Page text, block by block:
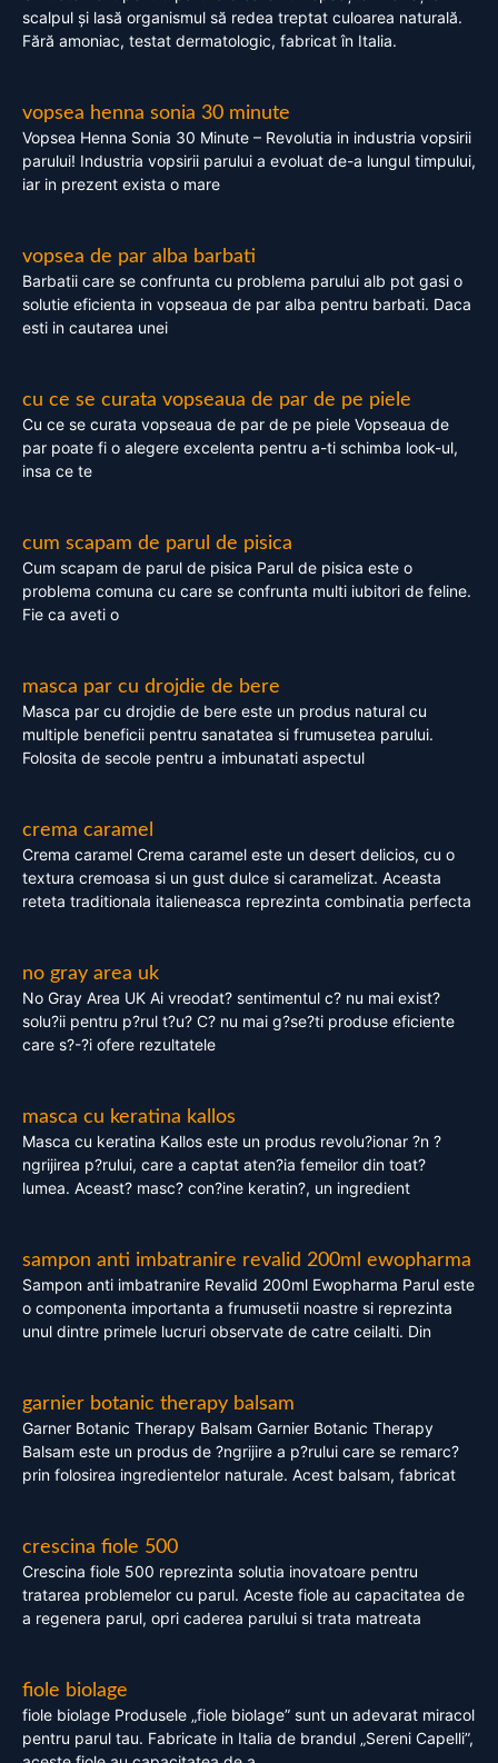
scalpul și lasă organismul să redea treptat culoarea naturală.
Fără amoniac, testat dermatologic, fabricat în Italia.
vopsea henna sonia 30 minute
Vopsea Henna Sonia 30 Minute – Revolutia in industria vopsirii
parului! Industria vopsirii parului a evoluat de-a lungul timpului,
iar in prezent exista o mare
vopsea de par alba barbati
Barbatii care se confrunta cu problema parului alb pot gasi o
solutie eficienta in vopseaua de par alba pentru barbati. Daca
esti in cautarea unei
cu ce se curata vopseaua de par de pe piele
Cu ce se curata vopseaua de par de pe piele Vopseaua de
par poate fi o alegere excelenta pentru a-ti schimba look-ul,
insa ce te
cum scapam de parul de pisica
Cum scapam de parul de pisica Parul de pisica este o
problema comuna cu care se confrunta multi iubitori de feline.
Fie ca aveti o
masca par cu drojdie de bere
Masca par cu drojdie de bere este un produs natural cu
multiple beneficii pentru sanatatea si frumusetea parului.
Folosita de secole pentru a imbunatati aspectul
crema caramel
Crema caramel Crema caramel este un desert delicios, cu o
textura cremoasa si un gust dulce si caramelizat. Aceasta
reteta traditionala italieneasca reprezinta combinatia perfecta
no gray area uk
No Gray Area UK Ai vreodat? sentimentul c? nu mai exist?
solu?ii pentru p?rul t?u? C? nu mai g?se?ti produse eficiente
care s?-?i ofere rezultatele
masca cu keratina kallos
Masca cu keratina Kallos este un produs revolu?ionar ?n ?
ngrijirea p?rului, care a captat aten?ia femeilor din toat?
lumea. Aceast? masc? con?ine keratin?, un ingredient
sampon anti imbatranire revalid 200ml ewopharma
Sampon anti imbatranire Revalid 200ml Ewopharma Parul este
o componenta importanta a frumusetii noastre si reprezinta
unul dintre primele lucruri observate de catre ceilalti. Din
garnier botanic therapy balsam
Garner Botanic Therapy Balsam Garnier Botanic Therapy
Balsam este un produs de ?ngrijire a p?rului care se remarc?
prin folosirea ingredientelor naturale. Acest balsam, fabricat
crescina fiole 500
Crescina fiole 500 reprezinta solutia inovatoare pentru
tratarea problemelor cu parul. Aceste fiole au capacitatea de
a regenera parul, opri caderea parului si trata matreata
fiole biolage
fiole biolage Produsele „fiole biolage” sunt un adevarat miracol
pentru parul tau. Fabricate in Italia de brandul „Sereni Capelli”,